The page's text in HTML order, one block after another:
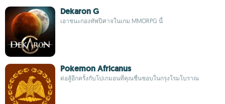
Dekaron G
เอาชนะกองทัพปีศาจในเกม MMORPG นี้
Pokemon Africanus
ต่อสู้อีกครั้งกับโปเกมอนที่คุณชื่นชอบในกรุงโรมโบราณ